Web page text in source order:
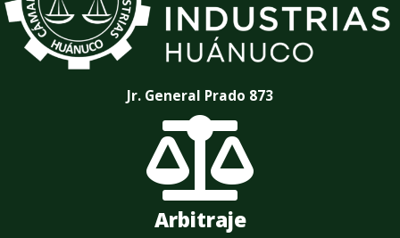
Jr. General Prado 873

Arbitraje